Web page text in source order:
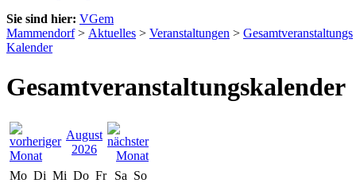
Sie sind hier: VGem
Mammendorf> Aktuelles > Veranstaltungen > Gesamtveranstaltungs
Kalender
Gesamtveranstaltungskalender
August
2026
Mo Di Mi Do Fr Sa So